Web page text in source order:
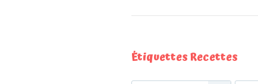
Étiquettes Recettes